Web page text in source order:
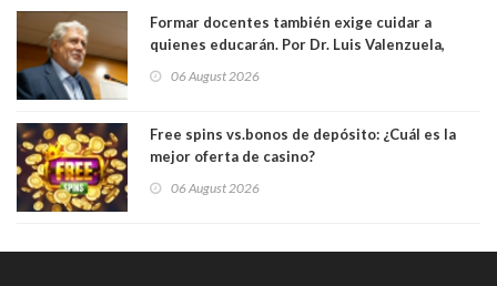
Formar docentes también exige cuidar a
quienes educarán. Por Dr. Luis Valenzuela,
Académicos U. Católica Silva Henríquez
06 August 2026
Free spins vs.bonos de depósito: ¿Cuál es la
mejor oferta de casino?
06 August 2026